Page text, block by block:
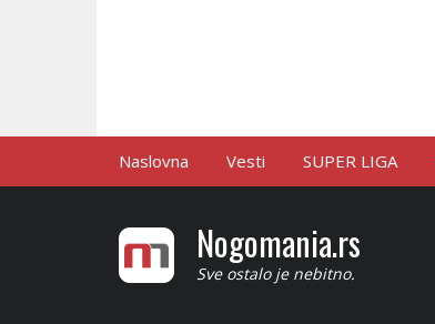
Naslovna Vesti SUPER LIGA
Nogomania.rs
Sve ostalo je nebitno.